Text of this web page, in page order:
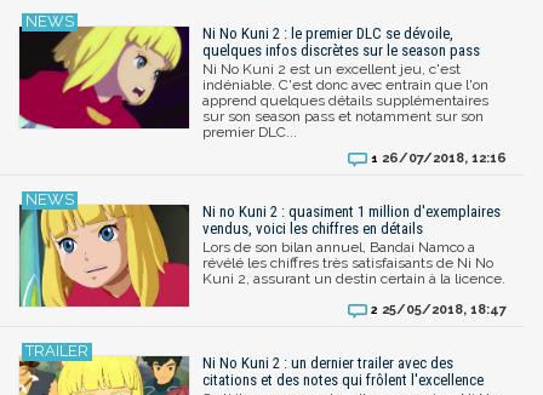
Ni No Kuni 2 : le premier DLC se dévoile,
quelques infos discrètes sur le season pass
Ni No Kuni 2 est un excellent jeu, c'est
indéniable. C'est donc avec entrain que l'on
apprend quelques détails supplémentaires
sur son season pass et notamment sur son
premier DLC...
1 26/07/2018, 12:16
Ni no Kuni 2 : quasiment 1 million d'exemplaires
vendus, voici les chiffres en détails
Lors de son bilan annuel, Bandai Namco a
révélé les chiffres très satisfaisants de Ni No
Kuni 2, assurant un destin certain à la licence.
2 25/05/2018, 18:47
Ni No Kuni 2 : un dernier trailer avec des
citations et des notes qui frôlent l'excellence